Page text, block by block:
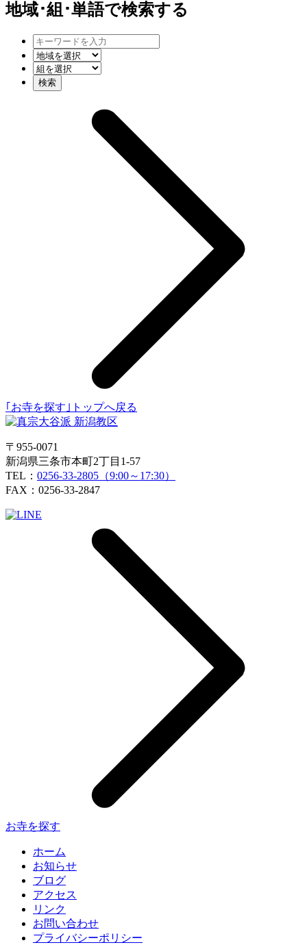
地域･組･単語で検索する
｢お寺を探す｣トップへ戻る
〒955-0071
新潟県三条市本町2丁目1-57
TEL： 0256-33-2805（9:00～17:30）
FAX：0256-33-2847
お寺を探す
ホーム
お知らせ
ブログ
アクセス
リンク
お問い合わせ
プライバシーポリシー